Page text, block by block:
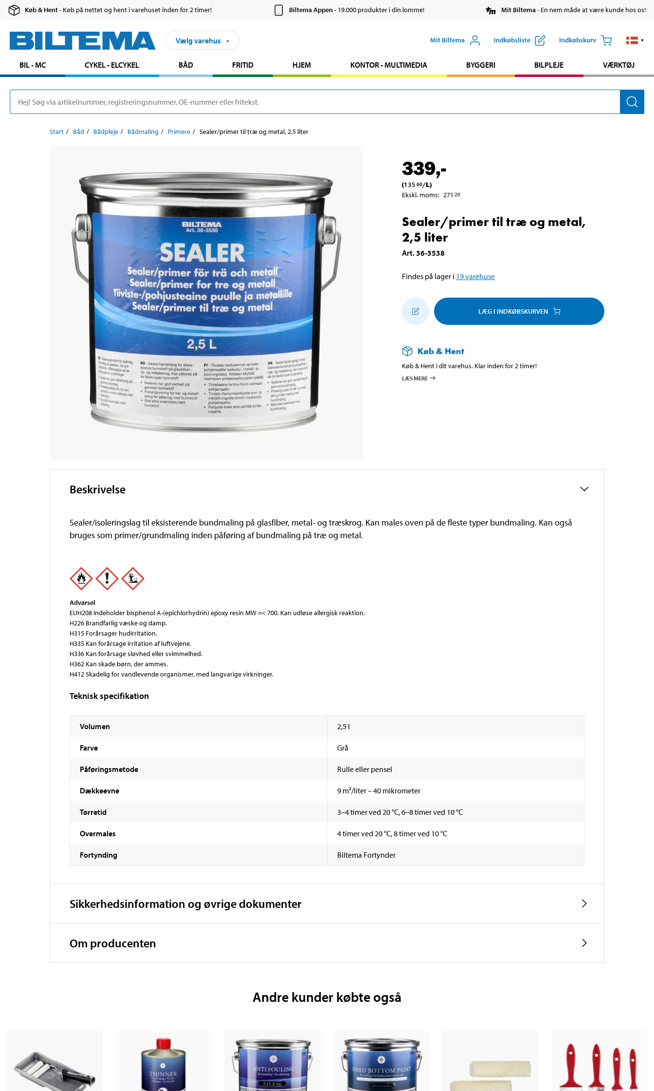
Køb & Hent- Køb på nettet og hent i varehuset inden for 2 timer! Biltema Appen- 19.000 produkter i din lomme! Mit Biltema- En nem måde at være kunde hos os!
Vælg varehus Mit Biltema Indkøbsliste Indkøbskurv
BIL - MC CYKEL - ELCYKEL BÅD FRITID HJEM KONTOR - MULTIMEDIA BYGGERI BILPLEJE VÆRKTØJ
Start Båd Bådpleje Bådmaling Primere Sealer/primer til træ og metal, 2,5 liter
339,-
(135 60/L)
Ekskl. moms: 271 20
Sealer/primer til træ og metal,
2,5 liter
Art.36-3538
Findes på lager i 19varehuse
LÆG I INDKØBSKURVEN
Køb & Hent
Køb & Hent i dit varehus. Klar inden for 2 timer!
LÆS MERE
Beskrivelse
Sealer/isoleringslag til eksisterende bundmaling på glasfiber, metal- og træskrog. Kan males oven på de fleste typer bundmaling. Kan også
bruges som primer/grundmaling inden påføring af bundmaling på træ og metal.
Advarsel
EUH208 Indeholder bisphenol A-(epichlorhydrin) epoxy resin MW =< 700. Kan udløse allergisk reaktion.
H226 Brandfarlig væske og damp.
H315 Forårsager hudirritation.
H335 Kan forårsage irritation af luftvejene.
H336 Kan forårsage sløvhed eller svimmelhed.
H362 Kan skade børn, der ammes.
H412 Skadelig for vandlevende organismer, med langvarige virkninger.
Teknisk specifikation
Volumen 2,5 l
Farve Grå
Påføringsmetode Rulle eller pensel
Dækkeevne 9 m²/liter – 40 mikrometer
Tørretid 3–4 timer ved 20 °C, 6–8 timer ved 10 °C
Overmales 4 timer ved 20 °C, 8 timer ved 10 °C
Fortynding Biltema Fortynder
Sikkerhedsinformation og øvrige dokumenter
Om producenten
Andre kunder købte også